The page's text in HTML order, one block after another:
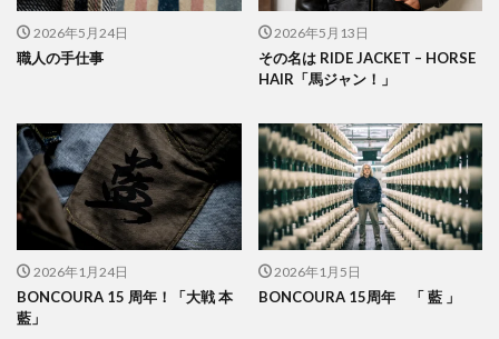
2026年5月24日
職人の手仕事
2026年5月13日
その名は RIDE JACKET – HORSE
HAIR「馬ジャン！」
2026年1月24日
BONCOURA 15 周年！「大戦 本
藍」
2026年1月5日
BONCOURA 15周年 「 藍 」